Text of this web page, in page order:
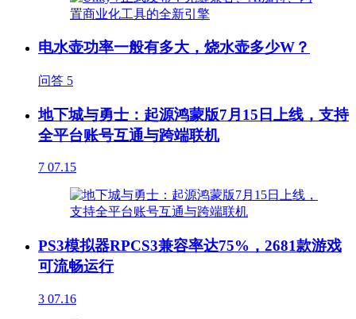
电水壶功率一般有多大，烧水壶多少W？
问答 5
地下城与勇士：起源鸿蒙版7月15日上线，支持
全平台账号互通与跨端联机
7 07.15
PS3模拟器RPCS3兼容率达75%，2681款游戏
可流畅运行
3 07.16